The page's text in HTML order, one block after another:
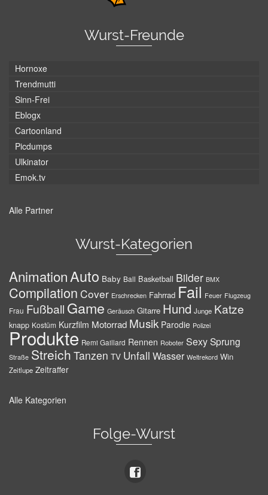
Wurst-Freunde
Hornoxe
Trendmutti
Sinn-Frei
Eblogx
Cartoonland
Picdumps
Ulkinator
Emok.tv
Alle Partner
Wurst-Kategorien
AnimationAuto Baby Ball Basketball Bilder BMX
Compilation Cover Erschrecken Fahrrad Fail Feuer Flugzeug
Frau Fußball Game Geräusch Gitarre Hund Junge Katze
knapp Kostüm Kurzfilm Motorrad Musik Parodie Polizei
Produkte Remi Gaillard Rennen Roboter SexySprung
Straße Streich Tanzen TV Unfall Wasser Weltrekord Win
Zeitlupe Zeitraffer
Alle Kategorien
Folge-Wurst